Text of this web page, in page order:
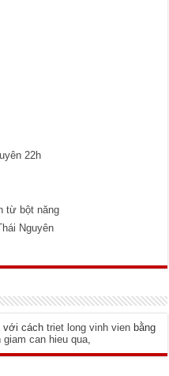
22h
từ bột năng
Nguyên
với cáchtriet long vinh vien bằng
giam can hieu qua,